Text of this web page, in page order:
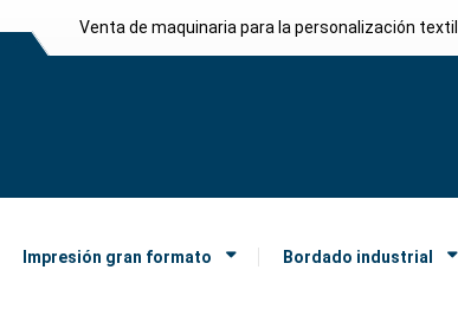
Venta de maquinaria para la personalización textil
Impresión gran formato Bordado industrial